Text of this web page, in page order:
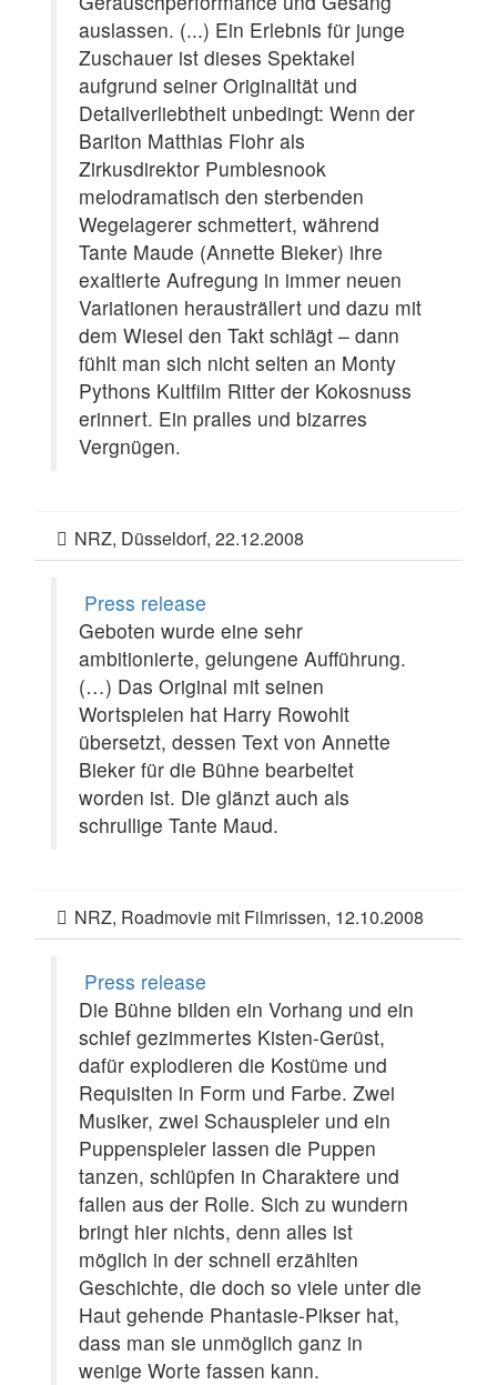
auslassen. (...) Ein Erlebnis für junge
Zuschauer ist dieses Spektakel
aufgrund seiner Originalität und
Detailverliebtheit unbedingt: Wenn der
Bariton Matthias Flohr als
Zirkusdirektor Pumblesnook
melodramatisch den sterbenden
Wegelagerer schmettert, während
Tante Maude (Annette Bieker) ihre
exaltierte Aufregung in immer neuen
Variationen herausträllert und dazu mit
dem Wiesel den Takt schlägt – dann
fühlt man sich nicht selten an Monty
Pythons Kultfilm Ritter der Kokosnuss
erinnert. Ein pralles und bizarres
Vergnügen.
NRZ, Düsseldorf, 22.12.2008
Press release
Geboten wurde eine sehr
ambitionierte, gelungene Aufführung.
(…) Das Original mit seinen
Wortspielen hat Harry Rowohlt
übersetzt, dessen Text von Annette
Bieker für die Bühne bearbeitet
worden ist. Die glänzt auch als
schrullige Tante Maud.
NRZ, Roadmovie mit Filmrissen, 12.10.2008
Press release
Die Bühne bilden ein Vorhang und ein
schief gezimmertes Kisten-Gerüst,
dafür explodieren die Kostüme und
Requisiten in Form und Farbe. Zwei
Musiker, zwei Schauspieler und ein
Puppenspieler lassen die Puppen
tanzen, schlüpfen in Charaktere und
fallen aus der Rolle. Sich zu wundern
bringt hier nichts, denn alles ist
möglich in der schnell erzählten
Geschichte, die doch so viele unter die
Haut gehende Phantasie-Pikser hat,
dass man sie unmöglich ganz in
wenige Worte fassen kann.